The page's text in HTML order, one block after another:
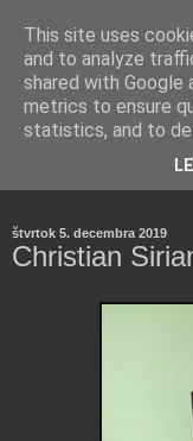
rozoberá témy o
štvrtok 5. decembra 2019
Christian
This site uses
and to analyze
shared with Google
metrics to ensure
statistics, and to